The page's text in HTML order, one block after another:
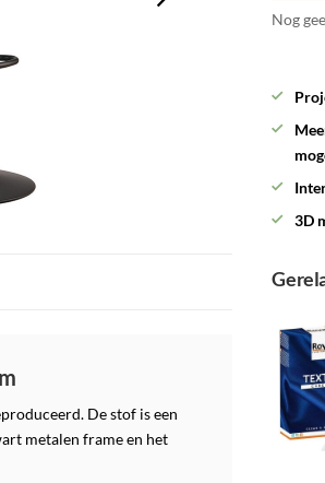
Nog
3D
De stof is een
metalen frame en het